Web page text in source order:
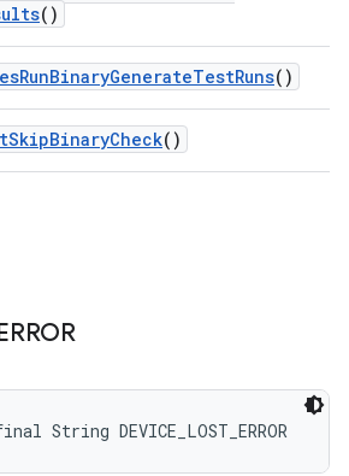
()
RunBinaryGenerateTestRuns()
SkipBinaryCheck()
String DEVICE_LOST_ERROR